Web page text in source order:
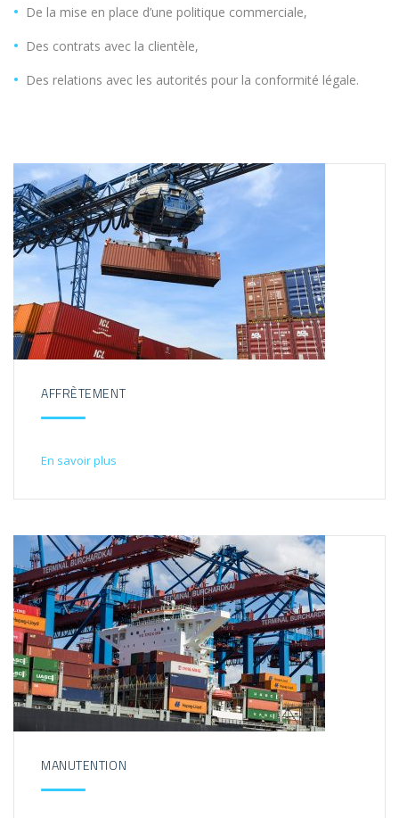
De la mise en place d’une politique commerciale,
Des contrats avec la clientèle,
Des relations avec les autorités pour la conformité légale.
AFFRÈTEMENT
En savoir plus
MANUTENTION